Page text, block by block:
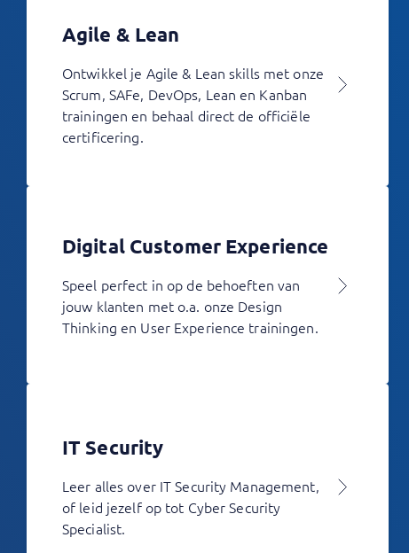
Agile & Lean
Ontwikkel je Agile & Lean skills met onze
Scrum, SAFe, DevOps, Lean en Kanban
trainingen en behaal direct de officiële
certificering.
Digital Customer Experience
Speel perfect in op de behoeften van
jouw klanten met o.a. onze Design
Thinking en User Experience trainingen.
IT Security
Leer alles over IT Security Management,
of leid jezelf op tot Cyber Security
Specialist.